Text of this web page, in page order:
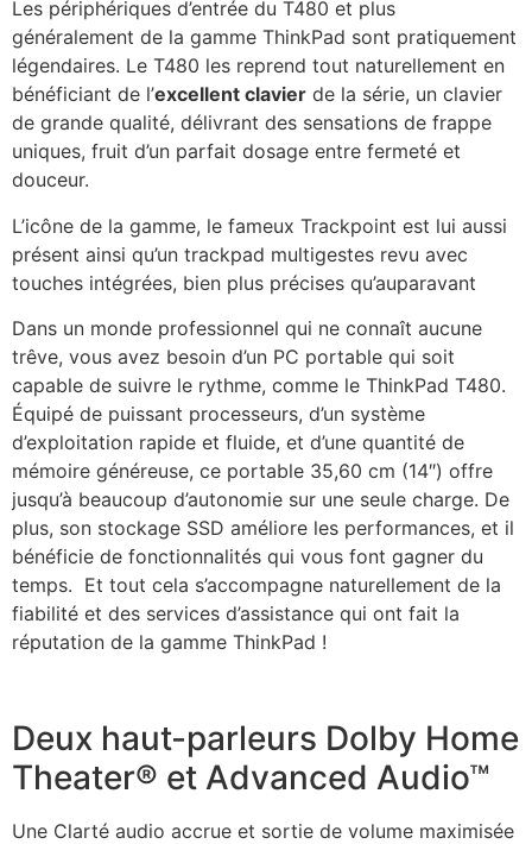
Les périphériques d’entrée du T480 et plus
généralement de la gamme ThinkPad sont pratiquement
légendaires. Le T480 les reprend tout naturellement en
bénéficiant de l’excellent clavier de la série, un clavier
de grande qualité, délivrant des sensations de frappe
uniques, fruit d’un parfait dosage entre fermeté et
douceur.
L’icône de la gamme, le fameux Trackpoint est lui aussi
présent ainsi qu’un trackpad multigestes revu avec
touches intégrées, bien plus précises qu’auparavant
Dans un monde professionnel qui ne connaît aucune
trêve, vous avez besoin d’un PC portable qui soit
capable de suivre le rythme, comme le ThinkPad T480.
Équipé de puissant processeurs, d’un système
d’exploitation rapide et fluide, et d’une quantité de
mémoire généreuse, ce portable 35,60 cm (14″) offre
jusqu’à beaucoup d’autonomie sur une seule charge. De
plus, son stockage SSD améliore les performances, et il
bénéficie de fonctionnalités qui vous font gagner du
temps. Et tout cela s’accompagne naturellement de la
fiabilité et des services d’assistance qui ont fait la
réputation de la gamme ThinkPad !
Deux haut-parleurs Dolby Home
Theater® et Advanced Audio™
Une Clarté audio accrue et sortie de volume maximisée